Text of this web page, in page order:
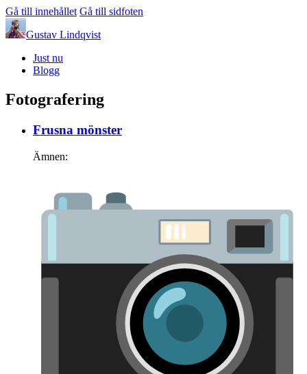
Gå till innehållet Gå till sidfoten
Gustav Lindqvist
Just nu
Blogg
Fotografering
Frusna mönster
Ämnen: